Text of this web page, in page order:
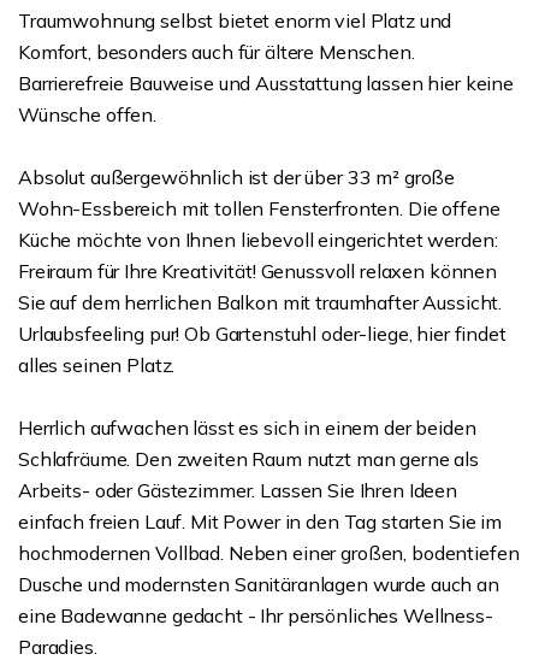
Traumwohnung selbst bietet enorm viel Platz und
Komfort, besonders auch für ältere Menschen.
Barrierefreie Bauweise und Ausstattung lassen hier keine
Wünsche offen.
Absolut außergewöhnlich ist der über 33 m² große
Wohn-Essbereich mit tollen Fensterfronten. Die offene
Küche möchte von Ihnen liebevoll eingerichtet werden:
Freiraum für Ihre Kreativität! Genussvoll relaxen können
Sie auf dem herrlichen Balkon mit traumhafter Aussicht.
Urlaubsfeeling pur! Ob Gartenstuhl oder-liege, hier findet
alles seinen Platz.
Herrlich aufwachen lässt es sich in einem der beiden
Schlafräume. Den zweiten Raum nutzt man gerne als
Arbeits- oder Gästezimmer. Lassen Sie Ihren Ideen
einfach freien Lauf. Mit Power in den Tag starten Sie im
hochmodernen Vollbad. Neben einer großen, bodentiefen
Dusche und modernsten Sanitäranlagen wurde auch an
eine Badewanne gedacht - Ihr persönliches Wellness-
Paradies.